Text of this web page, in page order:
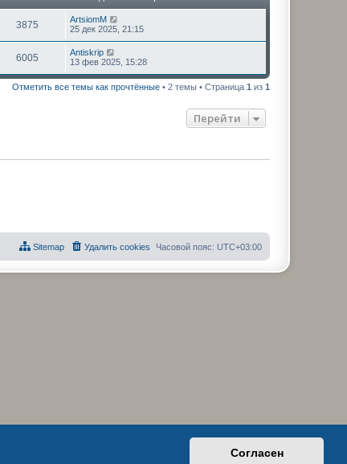
Согласен
3875
ArtsiomM
25 дек 2025, 21:15
6005
Antiskrip
13 фев 2025, 15:28
Отметить все темы как прочтённые • 2 темы • Страница 1 из 1
Перейти
Часовой пояс: UTC+03:00
Удалить cookies
Sitemap